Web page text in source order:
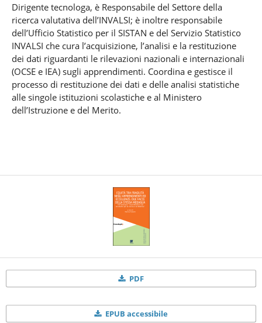
Dirigente tecnologa, è Responsabile del Settore della
ricerca valutativa dell’INVALSI; è inoltre responsabile
dell’Ufficio Statistico per il SISTAN e del Servizio Statistico
INVALSI che cura l’acquisizione, l’analisi e la restituzione
dei dati riguardanti le rilevazioni nazionali e internazionali
(OCSE e IEA) sugli apprendimenti. Coordina e gestisce il
processo di restituzione dei dati e delle analisi statistiche
alle singole istituzioni scolastiche e al Ministero
dell’Istruzione e del Merito.
PDF
EPUB accessibile